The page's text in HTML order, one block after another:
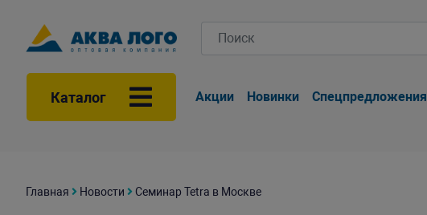
Каталог Акции Новинки Спецпредложения
Главная Новости Семинар Tetra в Москве